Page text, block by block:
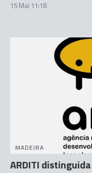
15 Mai 11:18
MADEIRA
ARDITI